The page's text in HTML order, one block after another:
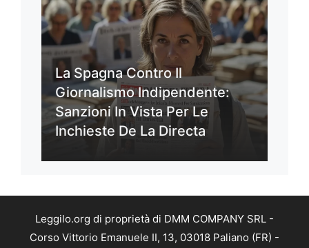
La Spagna Contro Il
Giornalismo Indipendente:
Sanzioni In Vista Per Le
Inchieste De La Directa
Leggilo.org di proprietà di DMM COMPANY SRL -
Corso Vittorio Emanuele II, 13, 03018 Paliano (FR) -